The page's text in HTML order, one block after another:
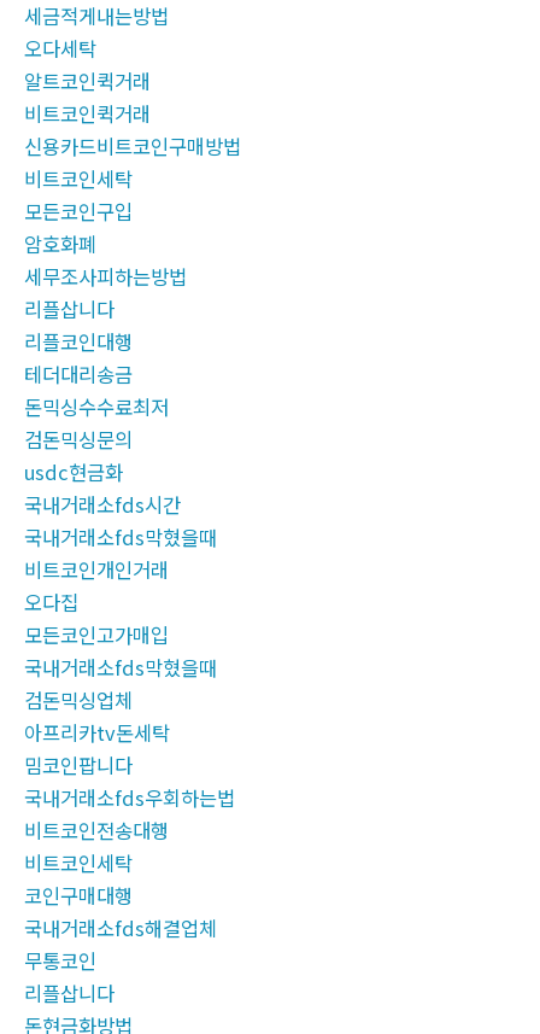
세금적게내는방법
오다세탁
알트코인퀵거래
비트코인퀵거래
신용카드비트코인구매방법
비트코인세탁
모든코인구입
암호화폐
세무조사피하는방법
리플삽니다
리플코인대행
테더대리송금
돈믹싱수수료최저
검돈믹싱문의
usdc현금화
국내거래소fds시간
국내거래소fds막혔을때
비트코인개인거래
오다집
모든코인고가매입
국내거래소fds막혔을때
검돈믹싱업체
아프리카tv돈세탁
밈코인팝니다
국내거래소fds우회하는법
비트코인전송대행
비트코인세탁
코인구매대행
국내거래소fds해결업체
무통코인
리플삽니다
돈현금화방법